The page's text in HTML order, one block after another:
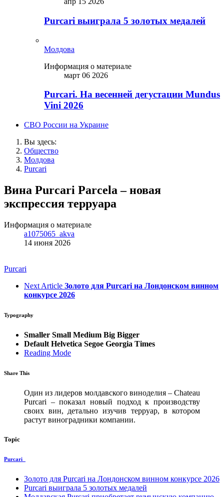
Purcari выиграла 5 золотых медалей
Молдова
Информация о материале
март 06 2026
Purcari. На весенней дегустации Mundus
Vini 2026
СВО России на Украине
Вы здесь:
Общество
Молдова
Purcari
Вина Purcari Parcela – новая
экспрессия терруара
Информация о материале
a1075065_akva
14 июня 2026
Purcari
Next Article Золото для Purcari на Лондонском винном
конкурсе 2026
Typography
Smaller Small Medium Big Bigger
Default Helvetica Segoe Georgia Times
Reading Mode
Share This
Один из лидеров молдавского виноделия – Chateau
Purcari – показал новый подход к производству
своих вин, детально изучив терруар, в котором
растут виноградники компании.
Topic
Purcari
Золото для Purcari на Лондонском винном конкурсе 2026
Purcari выиграла 5 золотых медалей